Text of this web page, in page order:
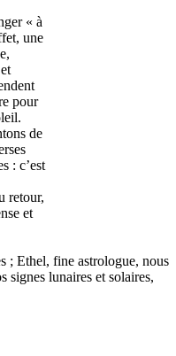
« à
une
pour
de
: c’est
retour,
et
; Ethel, fine astrologue, nous
signes lunaires et solaires,